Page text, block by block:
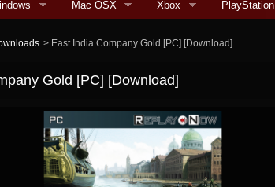
Mac OSX Xbox PlayStation
> East India Company Gold [PC] [Download]
Gold [PC] [Download]